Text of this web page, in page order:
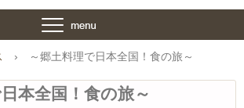
› ～郷土料理で日本全国！食の旅～
本全国！食の旅～